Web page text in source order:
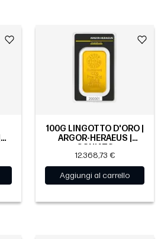
100G LINGOTTO D'ORO |
ARGOR-HERAEUS |
CONIATO
12.368,73 €
Aggiungi al carrello